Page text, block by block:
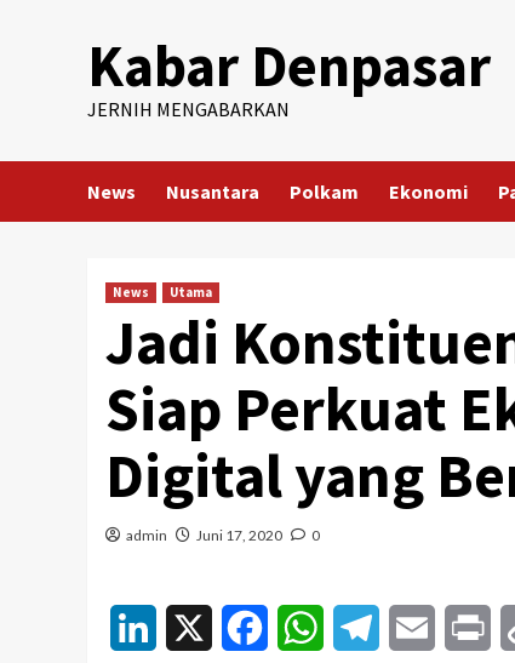
Kabar Denpasar
JERNIH MENGABARKAN
News Nusantara Polkam Ekonomi
News Utama
Jadi
Siap Perkuat
Digital yang
admin Juni 17, 2020 0
LinkedIn FacebookWhatsAppTelegramEmail